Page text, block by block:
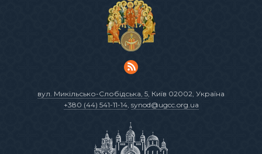
вул. Микільсько-Слобідська, 5, Київ 02002, Україна
+380 (44) 541-11-14, synod@ugcc.org.ua